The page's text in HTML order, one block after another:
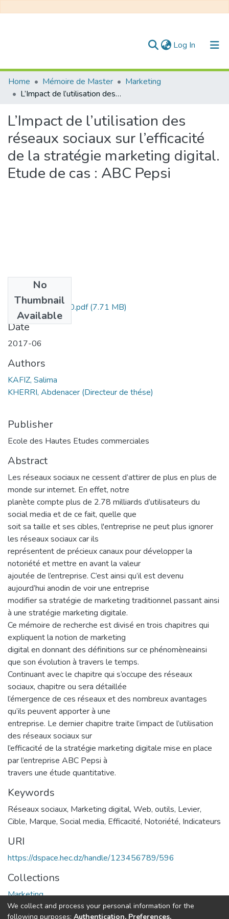
Log In (current)
Communities & Collections
All of DSpace
Statistics
Home Mémoire de Master
Marketing
L’Impact de l’utilisation des réseaux sociaux sur l’efficacité de la stratégie marketing digital. Etude de cas : ABC Pepsi
L’Impact de l’utilisation des
réseaux sociaux sur l’efficacité
de la stratégie marketing digital.
Etude de cas : ABC Pepsi
No
Thumbnail
Available
KAFIZ Salima-020.pdf(7.71 MB)
Date
2017-06
Authors
KAFIZ, Salima
KHERRI, Abdenacer (Directeur de thése)
Publisher
Ecole des Hautes Etudes commerciales
Abstract
Les réseaux sociaux ne cessent d’attirer de plus en plus de
monde sur internet. En effet, notre
planète compte plus de 2.78 milliards d’utilisateurs du
social media et de ce fait, quelle que
soit sa taille et ses cibles, l'entreprise ne peut plus ignorer
les réseaux sociaux car ils
représentent de précieux canaux pour développer la
notoriété et mettre en avant la valeur
ajoutée de l’entreprise. C’est ainsi qu’il est devenu
aujourd’hui anodin de voir une entreprise
modifier sa stratégie de marketing traditionnel passant ainsi
à une stratégie marketing digitale.
Ce mémoire de recherche est divisé en trois chapitres qui
expliquent la notion de marketing
digital en donnant des définitions sur ce phénomèneainsi
que son évolution à travers le temps.
Continuant avec le chapitre qui s’occupe des réseaux
sociaux, chapitre ou sera détaillée
l’émergence de ces réseaux et des nombreux avantages
qu’ils peuvent apporter à une
entreprise. Le dernier chapitre traite l’impact de l’utilisation
des réseaux sociaux sur
l’efficacité de la stratégie marketing digitale mise en place
par l’entreprise ABC Pepsi à
travers une étude quantitative.
Keywords
Réseaux sociaux, Marketing digital, Web, outils, Levier,
Cible, Marque, Social media, Efficacité, Notoriété, Indicateurs
URI
https://dspace.hec.dz/handle/123456789/596
Collections
Marketing
We collect and process your personal information for the
following purposes: Authentication, Preferences,